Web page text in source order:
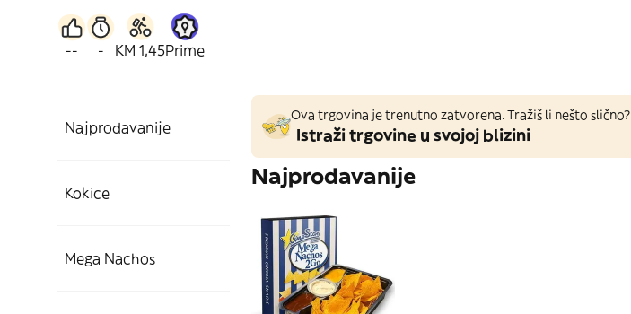
-- - KM 1,45Prime
Najprodavanije
Kokice
Mega Nachos
Ova trgovina je trenutno zatvorena. Tražiš li nešto slično?
Istraži trgovine u svojoj blizini
Najprodavanije